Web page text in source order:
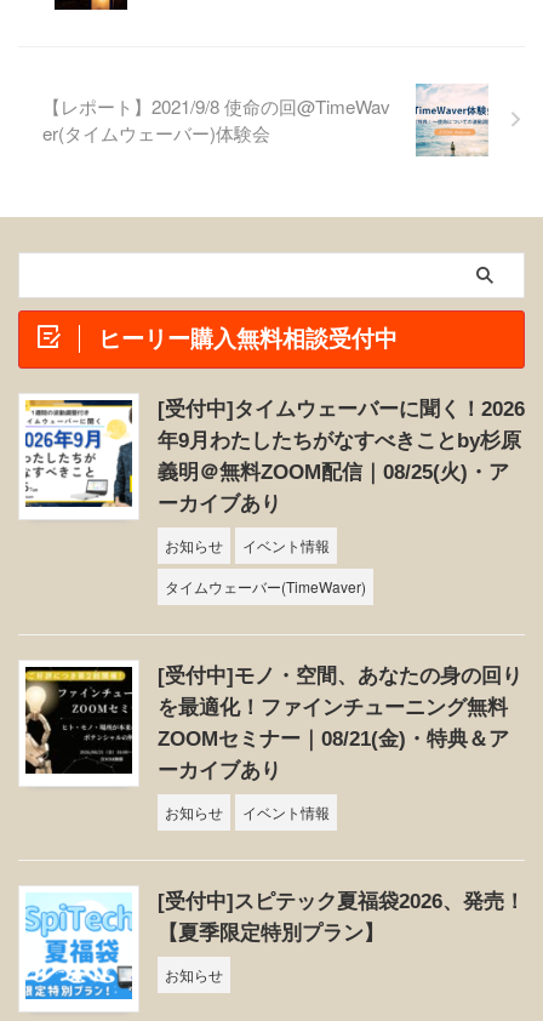
【レポート】2021/9/8 使命の回@TimeWav
er(タイムウェーバー)体験会
ヒーリー購入無料相談受付中
[受付中]タイムウェーバーに聞く！2026
年9月わたしたちがなすべきことby杉原
義明＠無料ZOOM配信｜08/25(火)・ア
ーカイブあり
お知らせ
イベント情報
タイムウェーバー(TimeWaver)
[受付中]モノ・空間、あなたの身の回り
を最適化！ファインチューニング無料
ZOOMセミナー｜08/21(金)・特典＆ア
ーカイブあり
お知らせ イベント情報
[受付中]スピテック夏福袋2026、発売！
【夏季限定特別プラン】
お知らせ